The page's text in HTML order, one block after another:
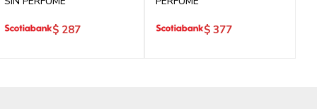
$ 287 $ 377